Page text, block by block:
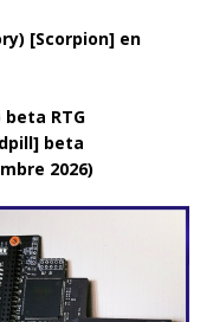
[Scorpion] en
beta RTG
beta
2026)